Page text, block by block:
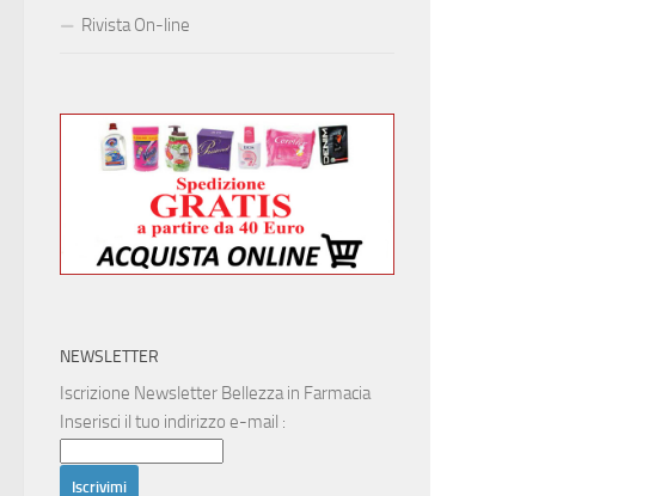
Rivista On-line
NEWSLETTER
Iscrizione Newsletter Bellezza in Farmacia
Inserisci il tuo indirizzo e-mail :